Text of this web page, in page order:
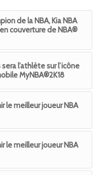
de la NBA, Kia NBA
couverture de NBA®
l’athlète sur l’icône
MyNBA®2K18
le meilleur joueur NBA
le meilleur joueur NBA